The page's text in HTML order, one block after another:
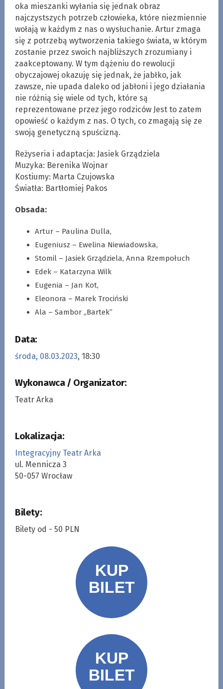
oka mieszanki wyłania się jednak obraz
najczystszych potrzeb człowieka, które niezmiennie
wołają w każdym z nas o wysłuchanie. Artur zmaga
się z potrzebą wytworzenia takiego świata, w którym
zostanie przez swoich najbliższych zrozumiany i
zaakceptowany. W tym dążeniu do rewolucji
obyczajowej okazuję się jednak, że jabłko, jak
zawsze, nie upada daleko od jabłoni i jego działania
nie różnią się wiele od tych, które są
reprezentowane przez jego rodziców Jest to zatem
opowieść o każdym z nas. O tych, co zmagają się ze
swoją genetyczną spuścizną.
Reżyseria i adaptacja: Jasiek Grządziela
Muzyka: Berenika Wojnar
Kostiumy: Marta Czujowska
Światła: Bartłomiej Pakos
Obsada:
Artur – Paulina Dulla,
Eugeniusz – Ewelina Niewiadowska,
Stomil – Jasiek Grządziela, Anna Rzempołuch
Edek – Katarzyna Wilk
Eugenia – Jan Kot,
Eleonora – Marek Trociński
Ala – Sambor ,,Bartek”
Data:
środa, 08.03.2023, 18:30
Wykonawca / Organizator:
Teatr Arka
Lokalizacja:
Integracyjny Teatr Arka
ul. Mennicza 3
50-057 Wrocław
Bilety:
Bilety od - 50 PLN